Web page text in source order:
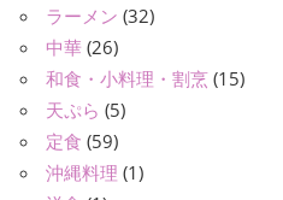
ラーメン (32)
中華 (26)
和食・小料理・割烹 (15)
天ぷら (5)
定食 (59)
沖縄料理 (1)